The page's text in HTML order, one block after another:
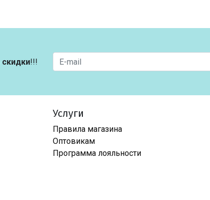
скидки!!!
Услуги
Правила магазина
Оптовикам
Программа лояльности